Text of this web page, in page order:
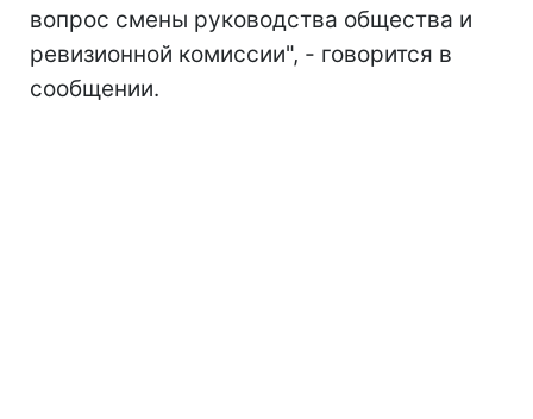
вопрос смены руководства общества и
ревизионной комиссии", - говорится в
сообщении.